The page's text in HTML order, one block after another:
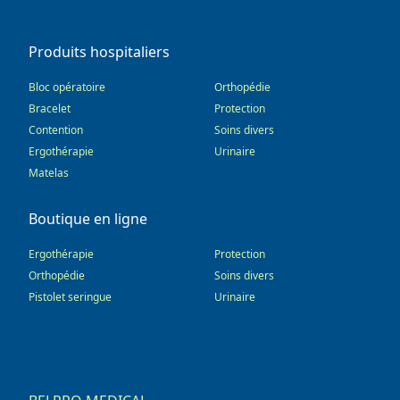
Produits hospitaliers
Bloc opératoire
Bracelet
Contention
Ergothérapie
Matelas
Orthopédie
Protection
Soins divers
Urinaire
Boutique en ligne
Ergothérapie
Orthopédie
Pistolet seringue
Protection
Soins divers
Urinaire